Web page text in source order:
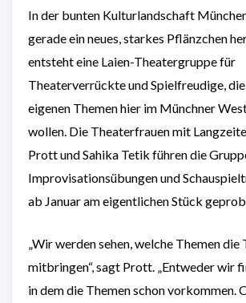
In der bunten Kulturlandschaft
gerade ein neues, starkes Pflänzchen
entsteht eine Laien-Theatergruppe für
Theaterverrückte und Spielfreudige,
eigenen Themen hier im Münchner
wollen. Die Theaterfrauen mit
Prott und Sahika Tetik führen die
Improvisationsübungen und
ab Januar am eigentlichen Stück
„Wir werden sehen, welche Themen die
mitbringen“, sagt Prott. „Entweder wir
in dem die Themen schon vorkommen.